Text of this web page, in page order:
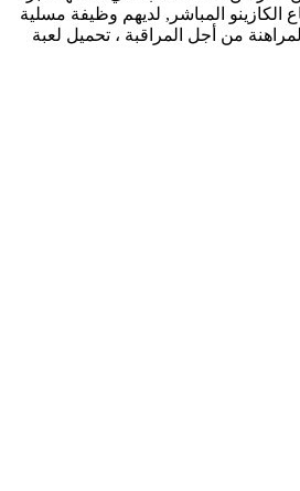
المباشر, لديهم وظيفة مسلية
من أجل المراقبة ، تحميل لعبة